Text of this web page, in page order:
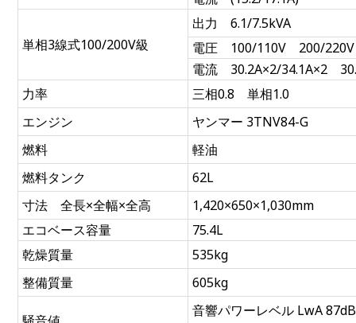
単相3線式100/200V級
出力 6.1/7.5kVA
電圧 100/110V 200/220V
電流 30.2A×2/34.1A×2
力率
三相0.8 単相1.0
エンジン
ヤンマー 3TNV84-G
燃料
軽油
燃料タンク
62L
寸法 全長×全幅×全高
1,420×650×1,030mm
エコベース容量
75.4L
乾燥質量
535kg
整備質量
605kg
音響パワーレベル LwA 87dB